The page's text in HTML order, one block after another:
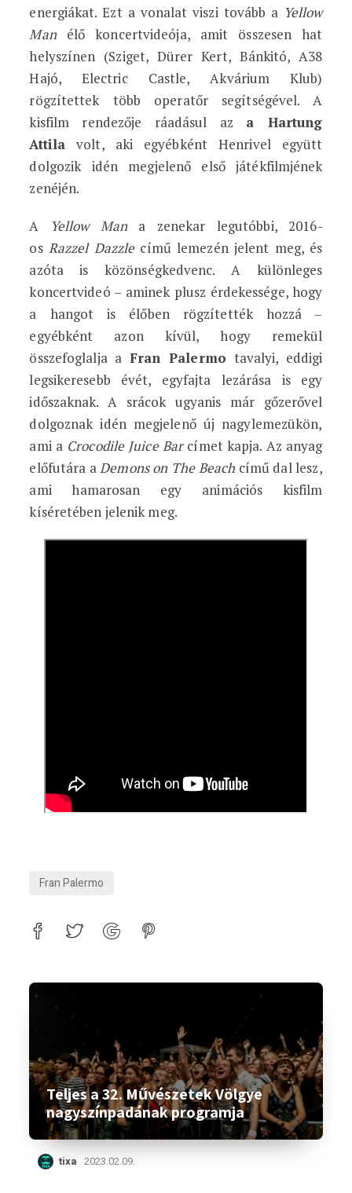
energiákat. Ezt a vonalat viszi tovább a Yellow
Manélő koncertvideója, amit összesen hat
helyszínen (Sziget, Dürer Kert, Bánkitó, A38
Hajó, Electric Castle, Akvárium Klub)
rögzítettek több operatőr segítségével. A
kisfilm rendezője ráadásul az a Hartung
Attila volt, aki egyébként Henrivel együtt
dolgozik idén megjelenő első játékfilmjének
zenéjén.
A Yellow Mana zenekar legutóbbi, 2016-
os Razzel Dazzle című lemezén jelent meg, és
azóta is közönségkedvenc. A különleges
koncertvideó – aminek plusz érdekessége, hogy
a hangot is élőben rögzítették hozzá –
egyébként azon kívül, hogy remekül
összefoglalja aFran Palermo tavalyi, eddigi
legsikeresebb évét, egyfajta lezárása is egy
időszaknak. A srácok ugyanis már gőzerővel
dolgoznak idén megjelenő új nagylemezükön,
ami a Crocodile Juice Barcímet kapja. Az anyag
előfutára aDemons on The Beach című dal lesz,
ami hamarosan egy animációs kisfilm
kíséretében jelenik meg.
Fran Palermo
Teljes a 32. Művészetek Völgye
nagyszínpadának programja
tixa 2023.02.09.